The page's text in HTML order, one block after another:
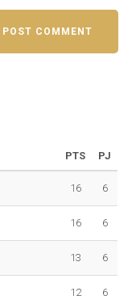
PTS PJ
16 6
16 6
13 6
12 6